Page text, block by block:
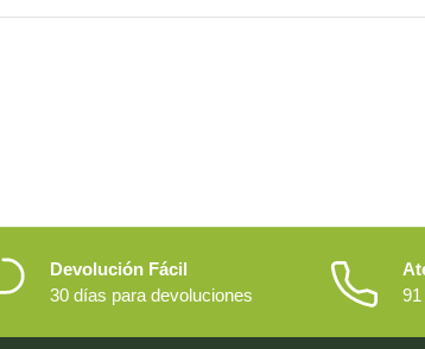
Devolución Fácil
30 días para devoluciones
91